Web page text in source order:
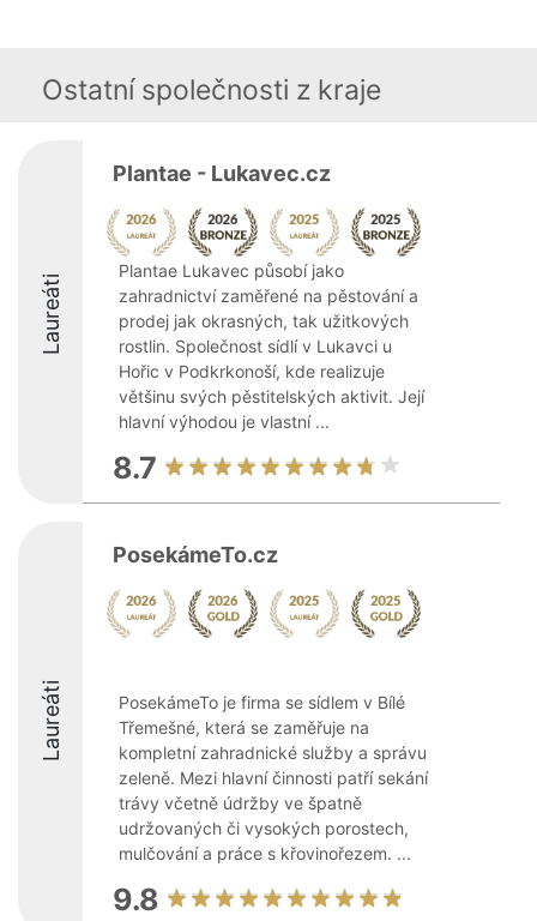
Ostatní společnosti z kraje
Laureáti
Plantae - Lukavec.cz
Plantae Lukavec působí jako
zahradnictví zaměřené na pěstování a
prodej jak okrasných, tak užitkových
rostlin. Společnost sídlí v Lukavci u
Hořic v Podkrkonoší, kde realizuje
většinu svých pěstitelských aktivit. Její
hlavní výhodou je vlastní ...
8.7
Laureáti
PosekámeTo.cz
PosekámeTo je firma se sídlem v Bílé
Třemešné, která se zaměřuje na
kompletní zahradnické služby a správu
zeleně. Mezi hlavní činnosti patří sekání
trávy včetně údržby ve špatně
udržovaných či vysokých porostech,
mulčování a práce s křovinořezem. ...
9.8